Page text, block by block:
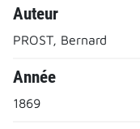
Auteur
PROST, Bernard
Année
1869